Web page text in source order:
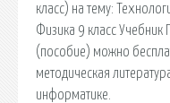
класс) на тему:
Физика 9 класс Учебник
(пособие) можно
методическая
информатике.